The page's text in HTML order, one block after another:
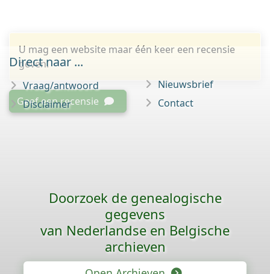
U mag een website maar één keer een recensie
geven.
Geef een recensie
Direct naar ...
Vraag/antwoord
Disclaimer
Nieuwsbrief
Contact
Doorzoek de genealogische
gegevens
van Nederlandse en Belgische
archieven